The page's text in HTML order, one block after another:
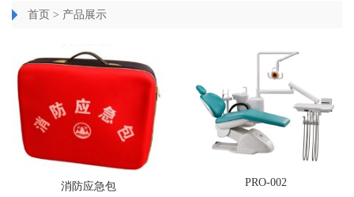
首页 > 产品展示
消防应急包 PRO-002